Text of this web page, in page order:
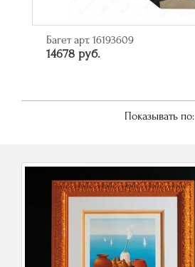
Багет арт. 16193609
14678 руб.
Показывать по: